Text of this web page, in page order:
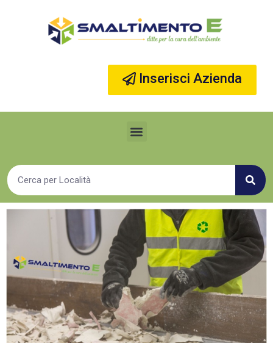
Inserisci Azienda